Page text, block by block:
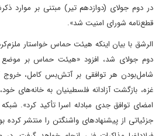
در دوم جولای (دوازدهم تیر) مبتنی بر موارد
قطع‌نامه شورای امنیت شد».
الرشق با بیان اینکه هیئت حماس خواستار
دوم جولای شد، افزود «هیئت حماس بر
شامل‌بودن هر توافقی بر آتش‌بس کامل، خروج
غزه، بازگشت آزادانه فلسطینیان به خانه‌های
امضای توافق جدی مبادله اسرا تأکید کرد».
جزئیاتی از پیشنهادهای واشنگتن را منتشر کرده